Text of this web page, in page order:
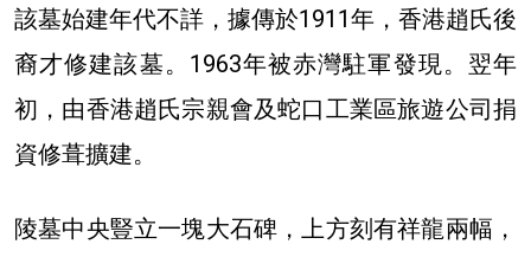
該墓始建年代不詳，據傳於1911年，香港趙氏後
裔才修建該墓。1963年被赤灣駐軍發現。翌年
初，由香港趙氏宗親會及蛇口工業區旅遊公司捐
資修葺擴建。
陵墓中央豎立一塊大石碑，上方刻有祥龍兩幅，